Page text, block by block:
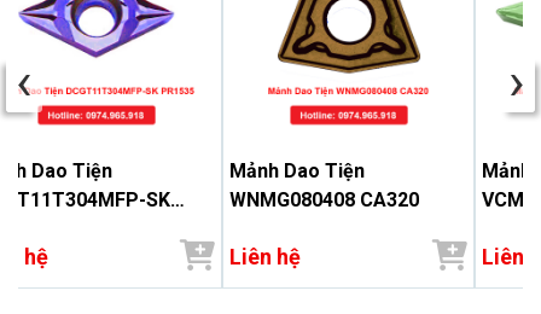
Dao Tiện
SK
hệ
Mảnh Dao Tiện
WNMG080408 CA320
Liên hệ
Mảnh
Liên
‹ ›